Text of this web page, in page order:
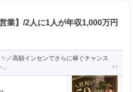
業】/2人に1人が年収1,000万円
／高額インセンでさらに稼ぐチャンス